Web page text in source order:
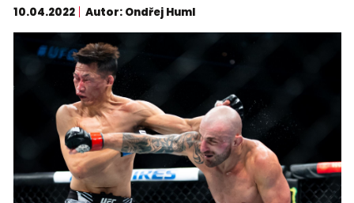
10.04.2022 Autor: Ondřej Huml